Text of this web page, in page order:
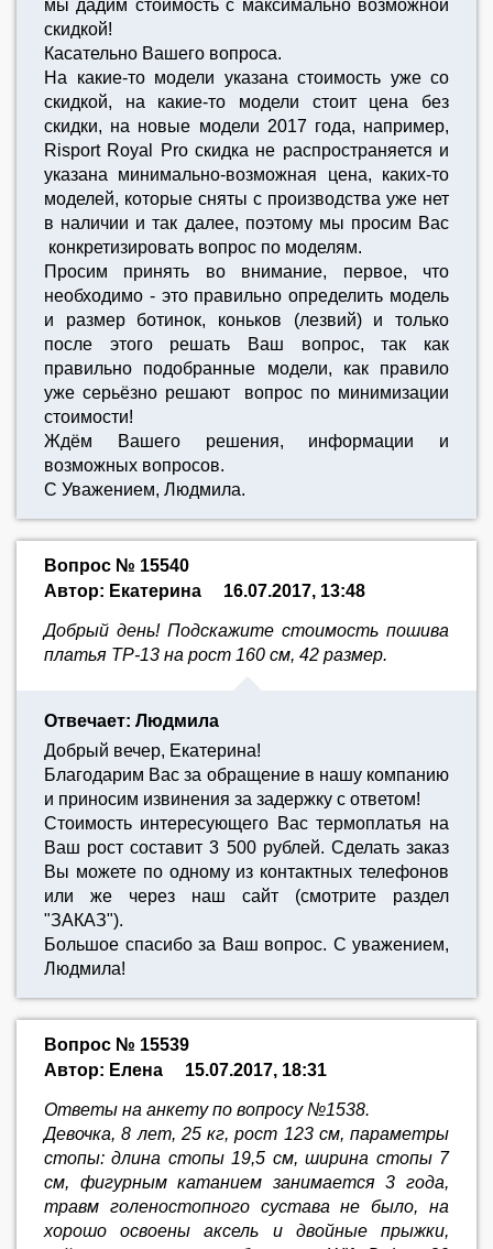
мы дадим стоимость с максимально возможной
скидкой!
Касательно Вашего вопроса.
На какие-то модели указана стоимость уже со
скидкой, на какие-то модели стоит цена без
скидки, на новые модели 2017 года, например,
Risport Royal Pro скидка не распространяется и
указана минимально-возможная цена, каких-то
моделей, которые сняты с производства уже нет
в наличии и так далее, поэтому мы просим Вас
конкретизировать вопрос по моделям.
Просим принять во внимание, первое, что
необходимо - это правильно определить модель
и размер ботинок, коньков (лезвий) и только
после этого решать Ваш вопрос, так как
правильно подобранные модели, как правило
уже серьёзно решают вопрос по минимизации
стоимости!
Ждём Вашего решения, информации и
возможных вопросов.
С Уважением, Людмила.
Вопрос № 15540
Автор: Екатерина
16.07.2017, 13:48
Добрый день! Подскажите стоимость пошива
платья ТР-13 на рост 160 см, 42 размер.
Отвечает: Людмила
Добрый вечер, Екатерина!
Благодарим Вас за обращение в нашу компанию
и приносим извинения за задержку с ответом!
Стоимость интересующего Вас термоплатья на
Ваш рост составит 3 500 рублей. Сделать заказ
Вы можете по одному из контактных телефонов
или же через наш сайт (смотрите раздел
"ЗАКАЗ").
Большое спасибо за Ваш вопрос. С уважением,
Людмила!
Вопрос № 15539
Автор: Елена
15.07.2017, 18:31
Ответы на анкету по вопросу №1538.
Девочка, 8 лет, 25 кг, рост 123 см, параметры
стопы: длина стопы 19,5 см, ширина стопы 7
см, фигурным катанием занимается 3 года,
травм голеностопного сустава не было, на
хорошо освоены аксель и двойные прыжки,